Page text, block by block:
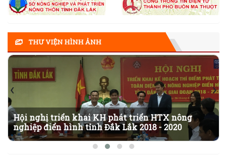
Hội nghị triển khai KH phát triển HTX nông
nghiệp điển hình tỉnh Đắk Lắk 2018 - 2020
‹ ›